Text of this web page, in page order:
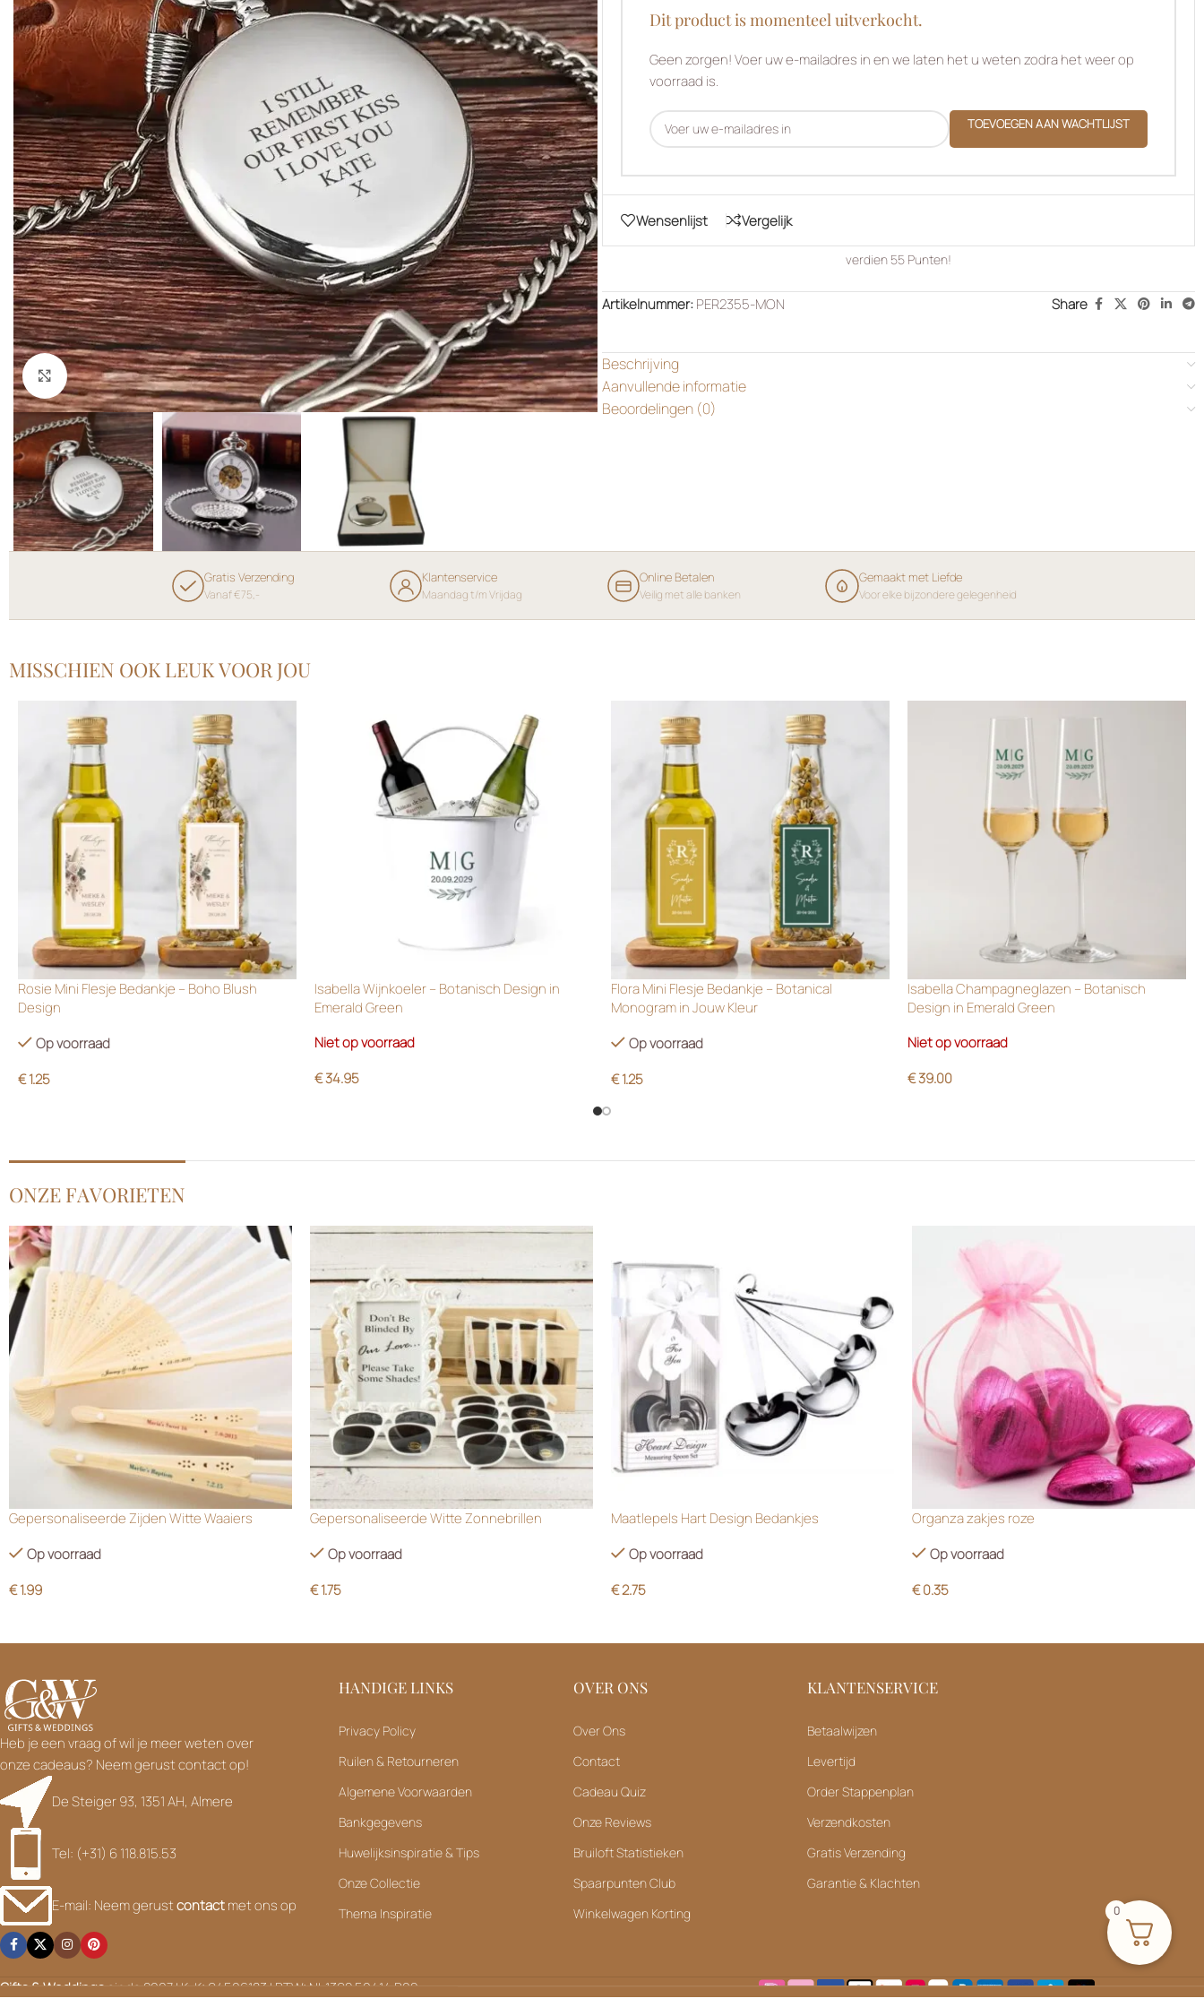
Tijdelijk telefonisch niet bereikbaar – Vanwege de topdrukte rondom het trouwseizoen ligt onze focus volledig op de productie om alle bestellingen zo snel mogelijk te versturen. We
zijn tijdelijk niet telefonisch bereikbaar, maar helpen je via e-mail graag en snel verder!
Klik om te vergroten
Dit product is momenteel uitverkocht.
Geen zorgen! Voer uw e-mailadres in en we laten het u weten zodra het weer op
voorraad is.
TOEVOEGEN AAN WACHTLIJST
Wensenlijst Vergelijk
verdien 55 Punten!
Artikelnummer:PER2355-MON Share
Beschrijving
Aanvullende informatie
Beoordelingen (0)
Gratis Verzending
Vanaf €75,-
Klantenservice
Maandag t/m Vrijdag
Online Betalen
Veilig met alle banken
Gemaakt met Liefde
Voor elke bijzondere gelegenheid
MISSCHIEN OOK LEUK VOOR JOU
Rosie Mini Flesje Bedankje – Boho Blush
Design
Op voorraad
€1.25
Isabella Wijnkoeler – Botanisch Design in
Emerald Green
Niet op voorraad
€34.95
Flora Mini Flesje Bedankje – Botanical
Monogram in Jouw Kleur
Op voorraad
€1.25
Isabella Champagneglazen – Botanisch
Design in Emerald Green
Niet op voorraad
€39.00
ONZE FAVORIETEN
Gepersonaliseerde Zijden Witte Waaiers
Op voorraad
€1.99
Gepersonaliseerde Witte Zonnebrillen
Op voorraad
€1.75
Maatlepels Hart Design Bedankjes
Op voorraad
€2.75
Organza zakjes roze
Op voorraad
€0.35
Heb je een vraag of wil je meer weten over
onze cadeaus? Neem gerust contact op!
De Steiger 93, 1351 AH, Almere
Tel: (+31) 6 118.815.53
E-mail: Neem gerustcontactmet ons op
HANDIGE LINKS
Privacy Policy
Ruilen & Retourneren
Algemene Voorwaarden
Bankgegevens
Huwelijksinspiratie & Tips
Onze Collectie
Thema Inspiratie
OVER ONS
Over Ons
Contact
Cadeau Quiz
Onze Reviews
Bruiloft Statistieken
Spaarpunten Club
Winkelwagen Korting
KLANTENSERVICE
Betaalwijzen
Levertijd
Order Stappenplan
Verzendkosten
Gratis Verzending
Garantie & Klachten
Gifts & Weddings sinds 2007 | KvK: 94506183 | BTW: NL.1392.50414.B02
0